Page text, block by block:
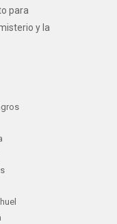
para
y la